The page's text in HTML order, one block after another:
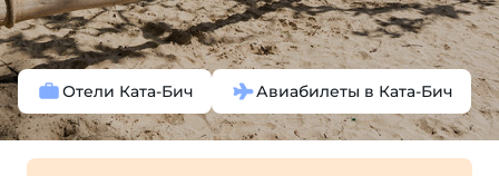
Отели Ката-Бич Авиабилеты в Ката-Бич